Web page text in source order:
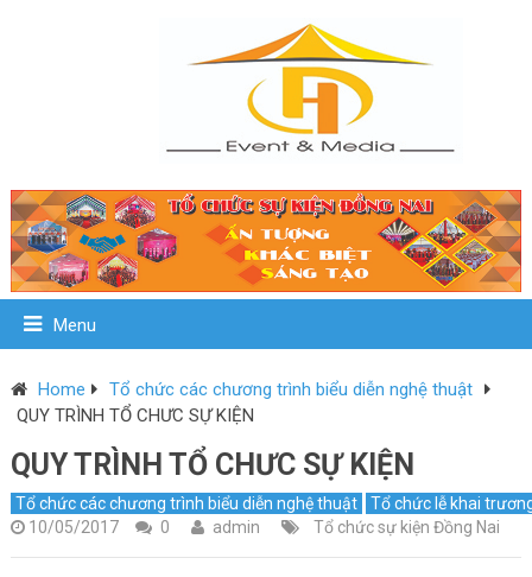
Menu
Home
Tổ chức các chương trình biểu diễn nghệ thuật
QUY TRÌNH TỔ CHƯC SỰ KIỆN
QUY TRÌNH TỔ CHƯC SỰ KIỆN
Tổ chức các chương trình biểu diễn nghệ thuật
Tổ chức lễ khai
10/05/2017
0 admin Tổ chức sự kiện Đồng Nai